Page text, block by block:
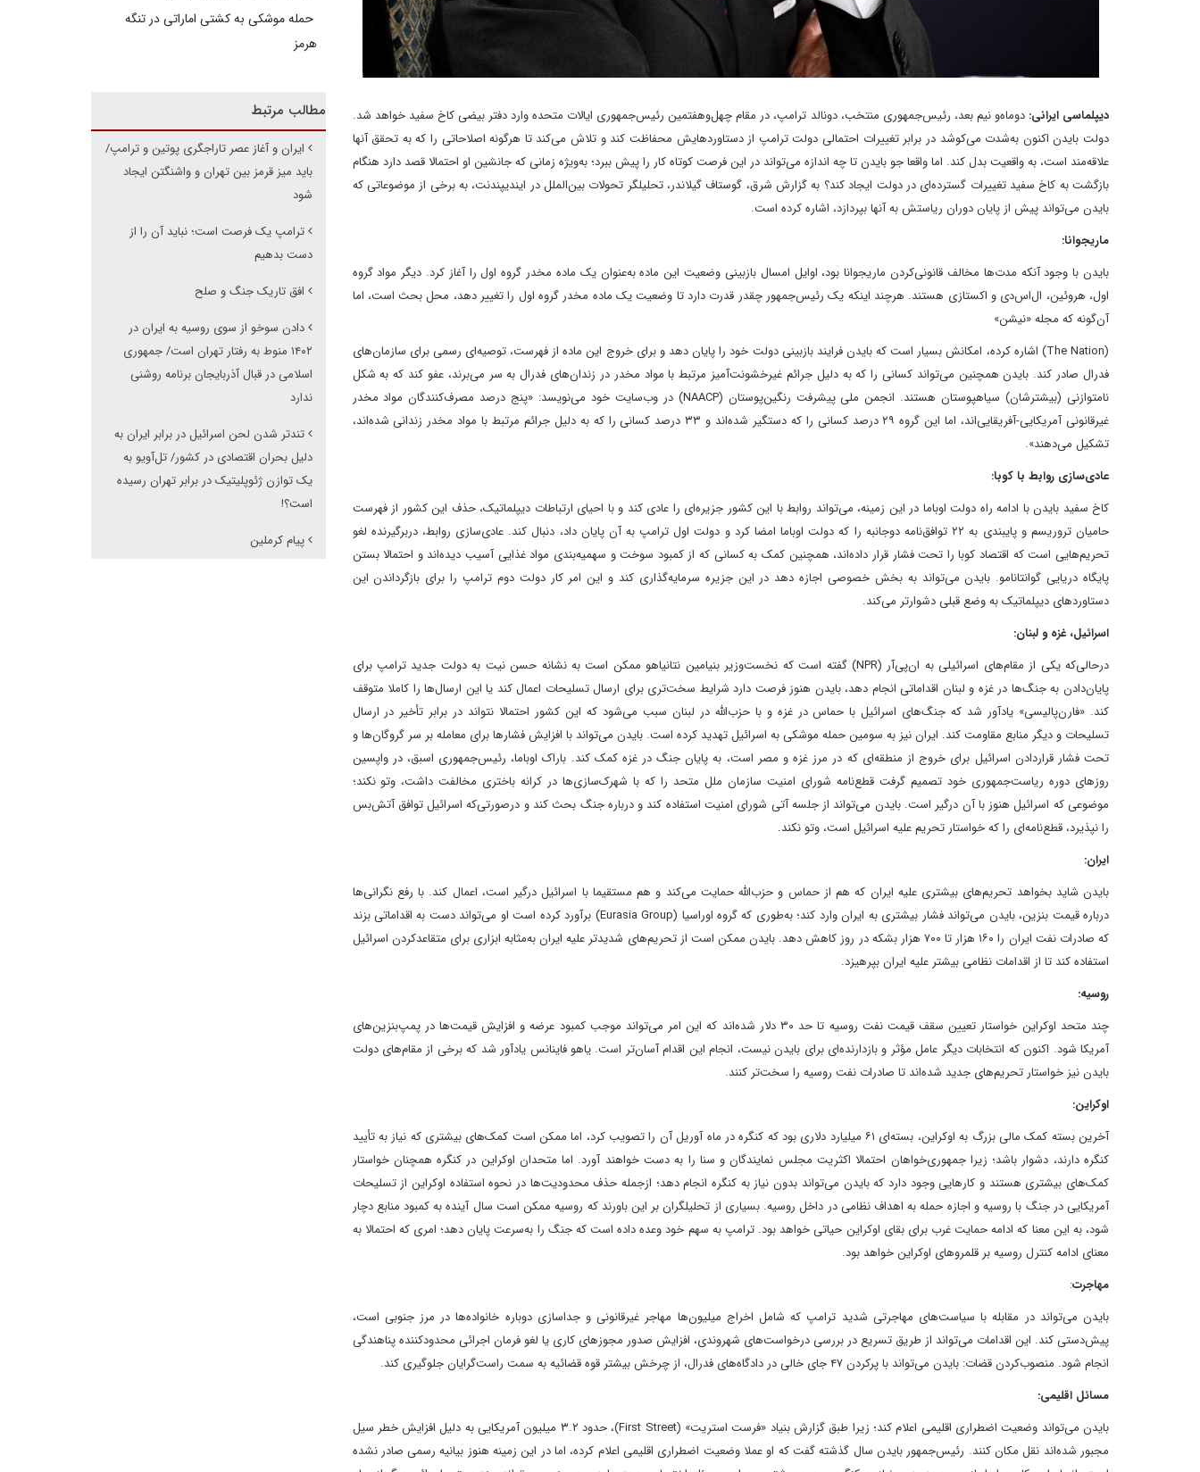
دیپلماسی ایرانی: دو‌ماه‌و نیم بعد، رئیس‌جمهوری منتخب، دونالد ترامپ، در مقام چهل‌وهفتمین رئیس‌جمهوری ایالات متحده وارد دفتر بیضی کاخ سفید خواهد شد.
دولت بایدن اکنون به‌شدت می‌کوشد در برابر تغییرات احتمالی دولت ترامپ از دستاوردهایش محفاظت کند و تلاش می‌کند تا هرگونه اصلاحاتی را که به تحقق آنها
علاقه‌مند است، به واقعیت بدل کند. اما واقعا جو بایدن تا چه اندازه می‌تواند در این فرصت کوتاه کار را پیش ببرد؛ به‌ویژه زمانی که جانشین او احتمالا قصد دارد هنگام
بازگشت به کاخ سفید تغییرات گسترده‌ای در دولت ایجاد کند؟ به گزارش شرق، گوستاف گیلاندر، تحلیلگر تحولات بین‌الملل در ایندیپندنت، به برخی از موضوعاتی که
بایدن می‌تواند پیش از پایان دوران ‌ریاستش‌ به آنها بپردازد، اشاره کرده است.
ماریجوانا:
بایدن با وجود آنکه مدت‌ها مخالف قانونی‌کردن ماریجوانا بود، اوایل امسال بازبینی وضعیت این ماده به‌عنوان یک ماده مخدر گروه اول را آغاز کرد. دیگر مواد گروه
اول، هروئین، ال‌اس‌دی و اکستازی‌ هستند. هرچند اینکه یک رئیس‌جمهور چقدر قدرت دارد تا وضعیت یک ماده مخدر گروه اول را تغییر دهد، محل بحث است، اما
آن‌گونه که مجله «نیشن»
(The Nation) اشاره کرده، امکانش بسیار است که بایدن فرایند بازبینی دولت خود را پایان دهد و برای خروج این ماده از فهرست، توصیه‌ای رسمی برای سازمان‌های
فدرال صادر کند. بایدن همچنین می‌تواند کسانی را که به‌ دلیل جرائم غیرخشونت‌آمیز مرتبط با مواد مخدر در زندان‌های فدرال به سر می‌برند، عفو کند‌ که به‌ شکل
نامتوازنی (بیشترشان) سیاهپوستان‌ هستند. انجمن ملی پیشرفت رنگین‌پوستان (NAACP) در وب‌سایت خود می‌نویسد: «پنج درصد مصرف‌کنندگان مواد مخدر
غیرقانونی آمریکایی-آفریقایی‌اند، اما این گروه ۲۹ درصد کسانی را که دستگیر شده‌اند و ۳۳ درصد کسانی را که به‌ دلیل جرائم مرتبط با مواد مخدر زندانی شده‌اند،
تشکیل می‌دهند».
عادی‌سازی روابط با کوبا:
کاخ سفید بایدن با ادامه راه دولت اوباما در این زمینه، می‌تواند روابط با این کشور جزیره‌ای را عادی کند و با احیای ارتباطات دیپلماتیک، حذف این کشور از فهرست
حامیان تروریسم و پایبندی به ۲۲ توافق‌نامه دوجانبه را که دولت اوباما امضا کرد و دولت اول ترامپ به آن پایان داد، دنبال کند. عادی‌سازی روابط، دربرگیرنده لغو
تحریم‌هایی است که اقتصاد کوبا را تحت فشار قرار داده‌اند، ‌همچنین‌ کمک به کسانی که از کمبود سوخت و سهمیه‌بندی مواد غذایی آسیب دیده‌اند و احتمالا بستن
پایگاه دریایی گوانتانامو. بایدن می‌تواند به بخش خصوصی اجازه دهد در این جزیره سرمایه‌گذاری کند و این امر کار دولت دوم ترامپ را برای بازگرداندن این
دستاوردهای دیپلماتیک به وضع قبلی دشوارتر می‌کند.
اسرائیل، غزه و لبنان:
در‌حالی‌که یکی از مقام‌های اسرائیلی به ان‌پی‌آر (NPR) گفته است که نخست‌وزیر بنیامین نتانیاهو ممکن است به نشانه حسن نیت به دولت جدید ترامپ برای
پایان‌دادن به جنگ‌ها در غزه و لبنان اقداماتی انجام دهد، بایدن هنوز فرصت دارد شرایط سخت‌تری برای ارسال تسلیحات اعمال کند یا این ارسال‌ها را کاملا متوقف
کند. «فارن‌پالیسی» یادآور شد که جنگ‌های اسرائیل با حماس در غزه و با حزب‌الله در لبنان سبب می‌شود که این کشور احتمالا نتواند در برابر تأخیر در ارسال
تسلیحات و دیگر منابع مقاومت کند. ایران نیز به سومین حمله موشکی به اسرائیل تهدید کرده است. بایدن می‌تواند با افزایش فشارها برای معامله بر سر گروگان‌ها و
تحت فشار قراردادن اسرائیل برای خروج از منطقه‌ای که در مرز غزه و مصر است، به پایان جنگ در غزه کمک کند. باراک اوباما، رئیس‌جمهوری اسبق، در واپسین
روزهای دوره ریاست‌جمهوری خود تصمیم گرفت قطع‌نامه شورای امنیت سازمان ملل متحد را که با شهرک‌سازی‌ها در کرانه باختری مخالفت داشت، وتو نکند؛
موضوعی که اسرائیل هنوز با آن درگیر است. بایدن می‌تواند از جلسه آتی شورای امنیت استفاده کند و درباره جنگ بحث کند و درصورتی‌که اسرائیل توافق آتش‌بس
را نپذیرد، قطع‌نامه‌ای را که خواستار تحریم علیه اسرائیل است، وتو نکند.
ایران:
بایدن شاید بخواهد تحریم‌های بیشتری علیه ایران‌ که هم از حماس و حزب‌الله حمایت می‌کند و هم مستقیما با اسرائیل درگیر است، اعمال کند. با رفع نگرانی‌ها
درباره قیمت بنزین، بایدن می‌تواند فشار بیشتری به ایران وارد کند؛ به‌طوری که گروه اوراسیا (Eurasia Group) برآورد کرده است او می‌تواند دست به اقداماتی بزند
که صادرات نفت ایران را ۱۶۰ هزار تا ۷۰۰ هزار بشکه در روز کاهش دهد. بایدن ممکن است از تحریم‌های شدیدتر علیه ایران به‌مثابه ابزاری برای متقاعد‌کردن اسرائیل
استفاده کند تا از اقدامات نظامی بیشتر علیه ایران بپرهیزد.
روسیه:
چند متحد اوکراین خواستار تعیین سقف قیمت نفت روسیه تا حد ۳۰ دلار شده‌اند که این امر می‌تواند موجب کمبود عرضه و افزایش قیمت‌ها در پمپ‌بنزین‌های
آمریکا شود. اکنون که انتخابات دیگر عامل مؤثر و بازدارنده‌ای برای بایدن نیست، انجام این اقدام آسان‌تر است. یاهو فاینانس یادآور شد که برخی از مقام‌های دولت
بایدن نیز خواستار تحریم‌های جدید شده‌اند تا صادرات نفت روسیه را سخت‌تر کنند.
اوکراین:
آخرین بسته کمک مالی بزرگ به اوکراین، بسته‌ای ۶۱ میلیارد دلاری بود که کنگره در ماه آوریل آن را تصویب کرد، اما ممکن است کمک‌های بیشتری که نیاز به تأیید
کنگره دارند، دشوار باشد؛ زیرا جمهوری‌خواهان احتمالا اکثریت مجلس نمایندگان و سنا را به دست خواهند آورد. اما متحدان اوکراین در کنگره همچنان خواستار
کمک‌های بیشتری هستند و کارهایی وجود دارد که بایدن می‌تواند بدون نیاز به کنگره انجام دهد؛ ازجمله حذف محدودیت‌ها در نحوه استفاده اوکراین از تسلیحات
آمریکایی در جنگ با روسیه و اجازه حمله به اهداف نظامی در داخل روسیه. بسیاری از تحلیلگران بر این باورند که روسیه ممکن است سال آینده به کمبود منابع دچار
شود، به این معنا که ادامه حمایت غرب برای بقای اوکراین حیاتی خواهد بود. ترامپ به سهم خود وعده داده است که جنگ را به‌سرعت پایان دهد؛ امری که احتمالا به
معنای ادامه کنترل روسیه بر قلمروهای اوکراین خواهد بود.
مهاجرت:
بایدن می‌تواند در مقابله با سیاست‌های مهاجرتی شدید ترامپ که شامل اخراج میلیون‌ها مهاجر غیرقانونی و جداسازی دوباره خانواده‌ها در مرز جنوبی است،
پیش‌دستی کند. این اقدامات می‌تواند از طریق تسریع در بررسی درخواست‌های شهروندی، افزایش صدور مجوزهای کاری یا لغو فرمان اجرائی محدودکننده پناهندگی
انجام شود. منصوب‌کردن قضات: بایدن می‌تواند با پر‌کردن ۴۷ جای خالی در دادگاه‌های فدرال، از چرخش بیشتر قوه قضائیه به سمت راست‌گرایان جلوگیری کند.
مسائل اقلیمی:
بایدن می‌تواند وضعیت اضطراری اقلیمی اعلام کند؛ زیرا طبق گزارش بنیاد «فرست استریت» (First Street)، حدود ۳.۲ میلیون آمریکایی به‌ دلیل افزایش خطر سیل
مجبور شده‌اند نقل مکان کنند. رئیس‌جمهور ‌بایدن‌ سال گذشته گفت که او عملا وضعیت اضطراری اقلیمی اعلام کرده، اما در این زمینه هنوز بیانیه رسمی صادر نشده
حمله موشکی به کشتی اماراتی در تنگه
هرمز
مطالب مرتبط
ایران و آغاز عصر تاراجگری پوتین و ترامپ/
باید میز قرمز بین تهران و واشنگتن ایجاد
شود
ترامپ یک فرصت است؛ نباید آن را از
دست بدهیم
افق تاریک جنگ و صلح
دادن سوخو از سوی روسیه به ایران در
۱۴۰۲ منوط به رفتار تهران است/ جمهوری
اسلامی در قبال آذربایجان برنامه روشنی
ندارد
تندتر شدن لحن اسرائیل در برابر ایران به
دلیل بحران اقتصادی در کشور/ تل‌آویو به
یک توازن ژئوپلیتیک در برابر تهران رسیده
است؟!
پیام کرملین